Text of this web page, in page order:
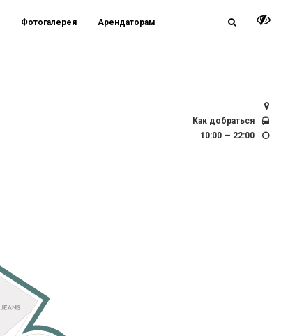
Фотогалерея Арендаторам
Как добраться
10:00 — 22:00